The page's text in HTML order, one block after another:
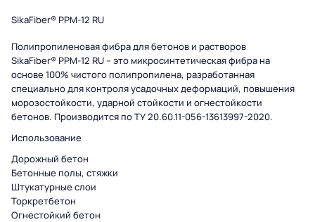
SikaFiber® PPM-12 RU
Полипропиленовая фибра для бетонов и растворов
SikaFiber® PPM-12 RU – это микросинтетическая фибра на
основе 100% чистого полипропилена, разработанная
специально для контроля усадочных деформаций, повышения
морозостойкости, ударной стойкости и огнестойкости
бетонов. Производится по ТУ 20.60.11-056-13613997-2020.
Использование
Дорожный бетон
Бетонные полы, стяжки
Штукатурные слои
Торкретбетон
Огнестойкий бетон